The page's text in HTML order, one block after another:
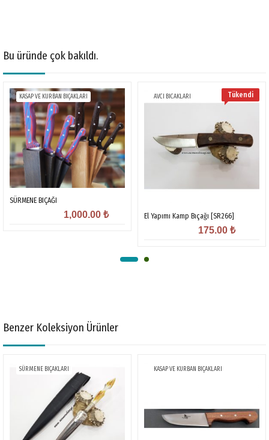
Bu üründe çok bakıldı.
KASAP VE KURBAN BIÇAKLARI
SÜRMENE BIÇAĞI
1,000.00 ₺
AVCI BICAKLARI
El Yapımı Kamp Bıçağı [SR266]
Tükendi
175.00 ₺
Benzer Koleksiyon Ürünler
SÜRMENE BIÇAKLARI KASAP VE KURBAN BIÇAKLARI